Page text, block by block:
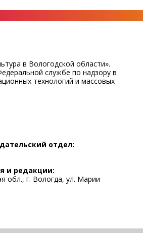
в Вологодской области».
службе по надзору в
технологий и массовых
и дата принятия решения о
аналитический центр
160000, Вологодская обл., г.
д.10
Елена Григорьевна
обработки персональных данных
использовании информации
cultinfo.ru обязательна.
за достоверность
в рекламных объявлениях.
отдел:
и редакции:
обл., г. Вологда, ул. Марии